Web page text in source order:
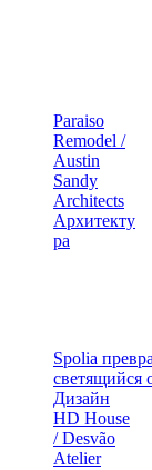
Paraiso
Remodel /
Austin
Sandy
Architects
Архитекту
ра
Spolia
светящийся
Дизайн
HD House
/ Desvão
Atelier